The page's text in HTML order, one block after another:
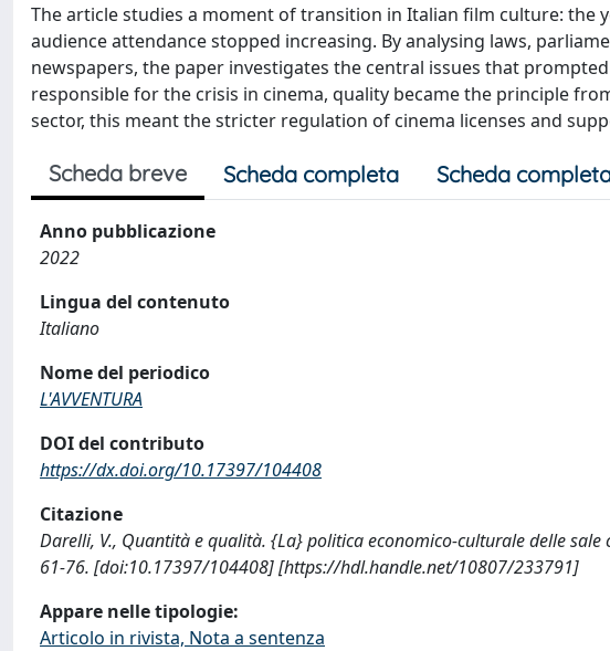
The article studies a moment of transition in Italian film culture: the
audience attendance stopped increasing. By analysing laws,
newspapers, the paper investigates the central issues that
responsible for the crisis in cinema, quality became the principle
sector, this meant the stricter regulation of cinema licenses and
Scheda breve Scheda completa Scheda
Anno pubblicazione
2022
Lingua del contenuto
Italiano
Nome del periodico
L'AVVENTURA
DOI del contributo
https://dx.doi.org/10.17397/104408
Citazione
Darelli, V., Quantità e qualità. {La} politica economico-culturale delle sale
61-76. [doi:10.17397/104408] [https://hdl.handle.net/10807/233791]
Appare nelle tipologie:
Articolo in rivista, Nota a sentenza